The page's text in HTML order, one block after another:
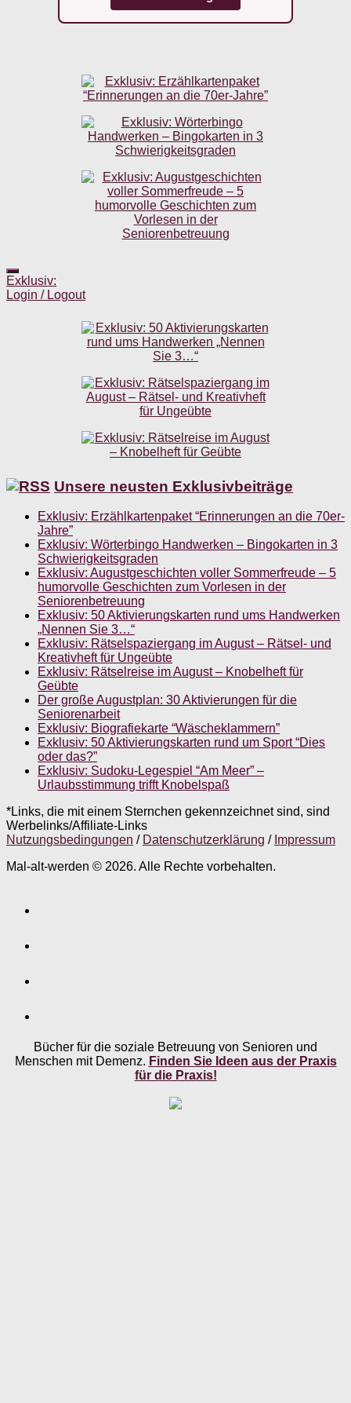
Exklusiv:
Login / Logout
Unsere neusten Exklusivbeiträge
Exklusiv: Erzählkartenpaket “Erinnerungen an die 70er-
Jahre”
Exklusiv: Wörterbingo Handwerken – Bingokarten in 3
Schwierigkeitsgraden
Exklusiv: Augustgeschichten voller Sommerfreude – 5
humorvolle Geschichten zum Vorlesen in der
Seniorenbetreuung
Exklusiv: 50 Aktivierungskarten rund ums Handwerken
„Nennen Sie 3…“
Exklusiv: Rätselspaziergang im August – Rätsel- und
Kreativheft für Ungeübte
Exklusiv: Rätselreise im August – Knobelheft für
Geübte
Der große Augustplan: 30 Aktivierungen für die
Seniorenarbeit
Exklusiv: Biografiekarte “Wäscheklammern”
Exklusiv: 50 Aktivierungskarten rund um Sport “Dies
oder das?”
Exklusiv: Sudoku-Legespiel “Am Meer” –
Urlaubsstimmung trifft Knobelspaß
*Links, die mit einem Sternchen gekennzeichnet sind, sind
Werbelinks/Affiliate-Links
Nutzungsbedingungen / Datenschutzerklärung / Impressum
Mal-alt-werden © 2026. Alle Rechte vorbehalten.
Bücher für die soziale Betreuung von Senioren und
Menschen mit Demenz. Finden Sie Ideen aus der Praxis
für die Praxis!